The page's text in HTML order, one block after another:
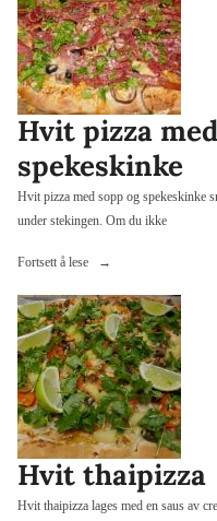
og
rogn»
Hvit pizza
spekeskinke
Hvit pizza med sopp og spekeskinke
under stekingen. Om du ikke
Fortsett å lese
«Hvit
med
sopp
og
spekeskinke»
Hvit thaipizza
Hvit thaipizza lages med en saus av